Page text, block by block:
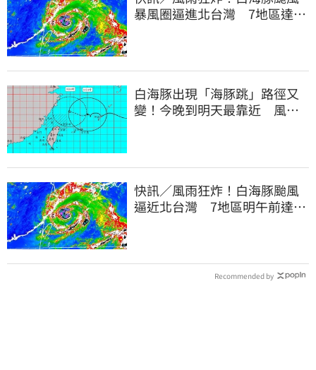
暴風圈逼進北台灣 7地區達停
白海豚出現「海豚跳」路徑又
變！今晚到明天最靠近 風雨
快訊／風雨狂炸！白海豚颱風
逼近北台灣 7地區明午前達停
Recommended by